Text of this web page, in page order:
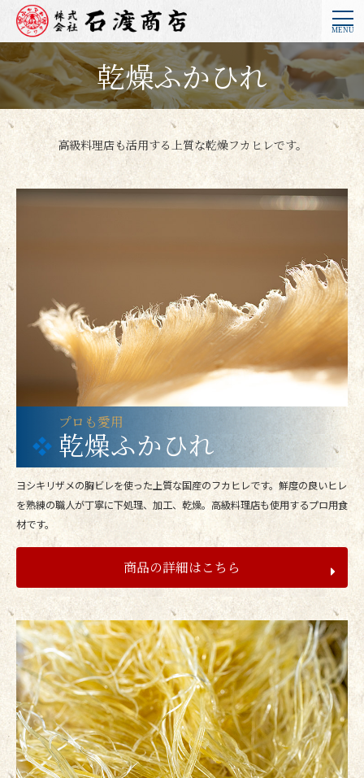
乾燥ふかひれ
高級料理店も活用する上質な乾燥フカヒレです。
プロも愛用
乾燥ふかひれ
ヨシキリザメの胸ビレを使った上質な国産のフカヒレです。鮮度の良いヒレ
を熟練の職人が丁寧に下処理、加工、乾燥。高級料理店も使用するプロ用食
材です。
商品の詳細はこちら